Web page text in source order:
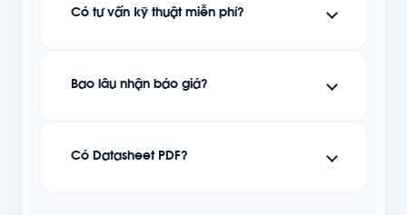
Có tư vấn kỹ thuật miễn phí?
Bao lâu nhận báo giá?
Có Datasheet PDF?